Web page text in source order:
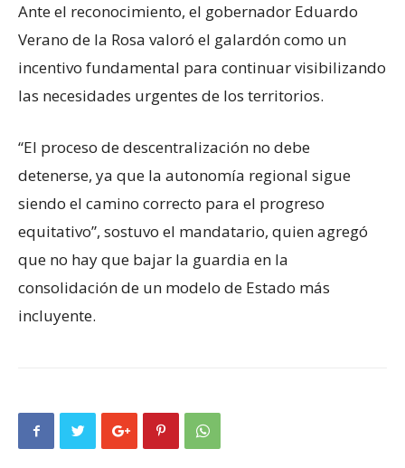
Ante el reconocimiento, el gobernador Eduardo
Verano de la Rosa valoró el galardón como un
incentivo fundamental para continuar visibilizando
las necesidades urgentes de los territorios.
“El proceso de descentralización no debe
detenerse, ya que la autonomía regional sigue
siendo el camino correcto para el progreso
equitativo”, sostuvo el mandatario, quien agregó
que no hay que bajar la guardia en la
consolidación de un modelo de Estado más
incluyente.